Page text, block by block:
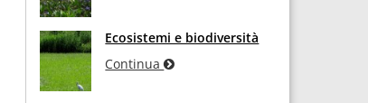
Ecosistemi e biodiversità
Continua